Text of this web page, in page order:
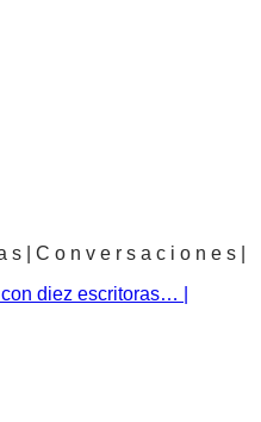
s | C o n v e r s a c i o n e s |
diez escritoras… |